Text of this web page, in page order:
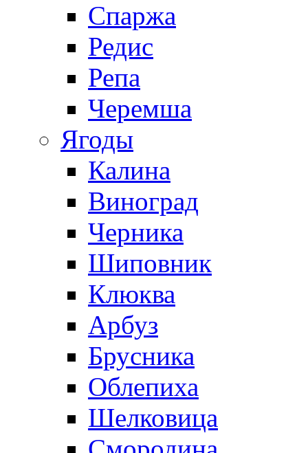
Спаржа
Редис
Репа
Черемша
Ягоды
Калина
Виноград
Черника
Шиповник
Клюква
Арбуз
Брусника
Облепиха
Шелковица